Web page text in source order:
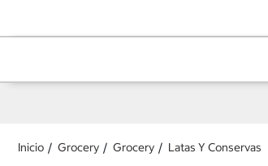
Inicio Grocery Grocery Latas Y Conservas